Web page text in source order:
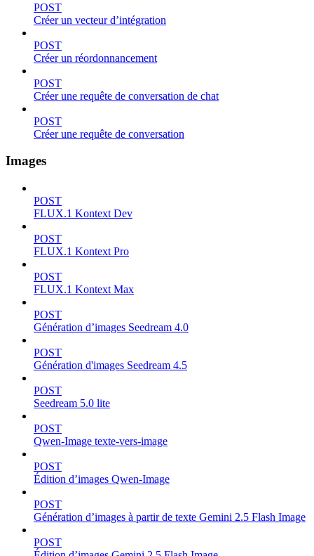
POST
Créer un vecteur d’intégration
POST
Créer un réordonnancement
POST
Créer une requête de conversation de chat
POST
Créer une requête de conversation
Images
POST
FLUX.1 Kontext Dev
POST
FLUX.1 Kontext Pro
POST
FLUX.1 Kontext Max
POST
Génération d’images Seedream 4.0
POST
Génération d'images Seedream 4.5
POST
Seedream 5.0 lite
POST
Qwen-Image texte-vers-image
POST
Édition d’images Qwen-Image
POST
Génération d’images à partir de texte Gemini 2.5 Flash Image
POST